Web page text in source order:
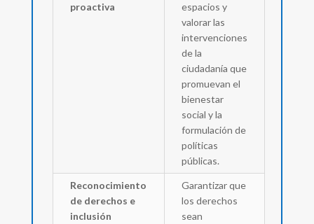
proactiva
espacios y
valorar las
intervenciones
de la
ciudadanía que
promuevan el
bienestar
social y la
formulación de
políticas
públicas.
Reconocimiento
de derechos e
inclusión
Garantizar que
los derechos
sean